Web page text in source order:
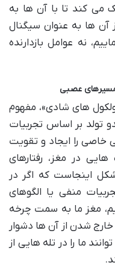
می کند تا با آن ها به
آن ها به عنوان سیگنال
نه عوامل بازدارنده
عصبی
های شادی»، مفهوم
تولد بر اساس تجربیات
خاصی را ایجاد و تقویت
در مغز، رفتارهای
اینجاست که اگر در
منفی یا الگوهای
مغز ما به سمت چرخه
شدن از آن ها دشوار
ما را در تله هایی از